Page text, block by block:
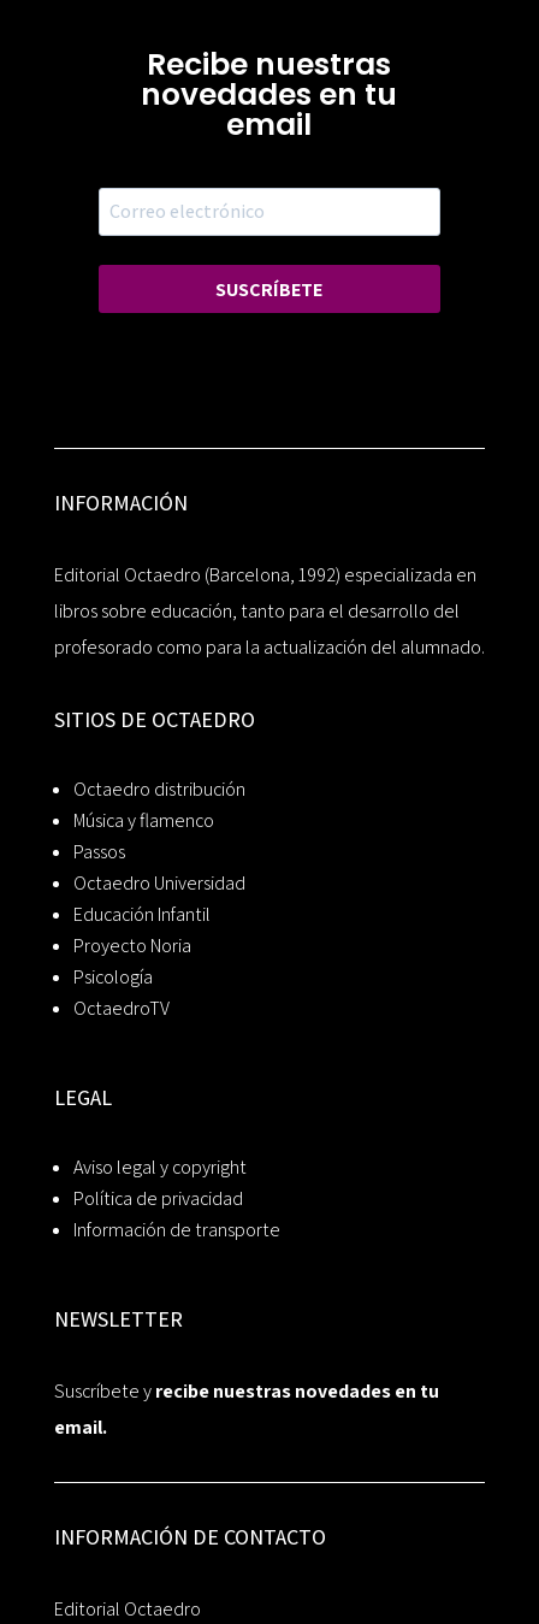
Recibe nuestras
novedades en tu
email
SUSCRÍBETE
INFORMACIÓN
Editorial Octaedro (Barcelona, 1992) especializada en
libros sobre educación, tanto para el desarrollo del
profesorado como para la actualización del alumnado.
SITIOS DE OCTAEDRO
Octaedro distribución
Música y flamenco
Passos
Octaedro Universidad
Educación Infantil
Proyecto Noria
Psicología
OctaedroTV
LEGAL
Aviso legal y copyright
Política de privacidad
Información de transporte
NEWSLETTER
Suscríbete yrecibe nuestras novedades en tu
email.
INFORMACIÓN DE CONTACTO
Editorial Octaedro